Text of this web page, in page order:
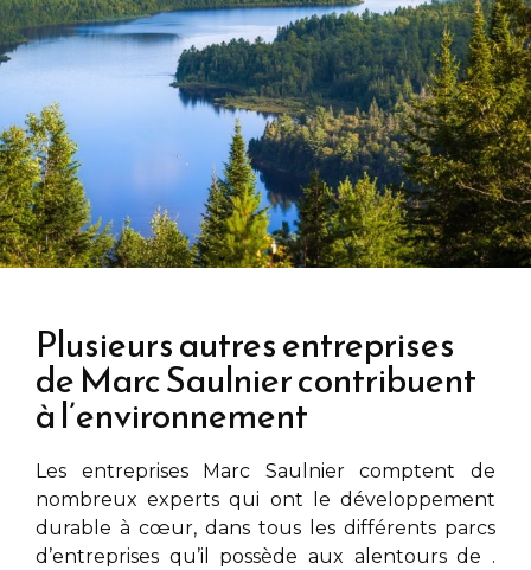
Plusieurs autres entreprises
de Marc Saulnier contribuent
à l’environnement
Les entreprises Marc Saulniercomptent de
nombreux experts qui ont le développement
durable à cœur, dans tous les différents parcs
d’entreprises qu’il possède aux alentours de .